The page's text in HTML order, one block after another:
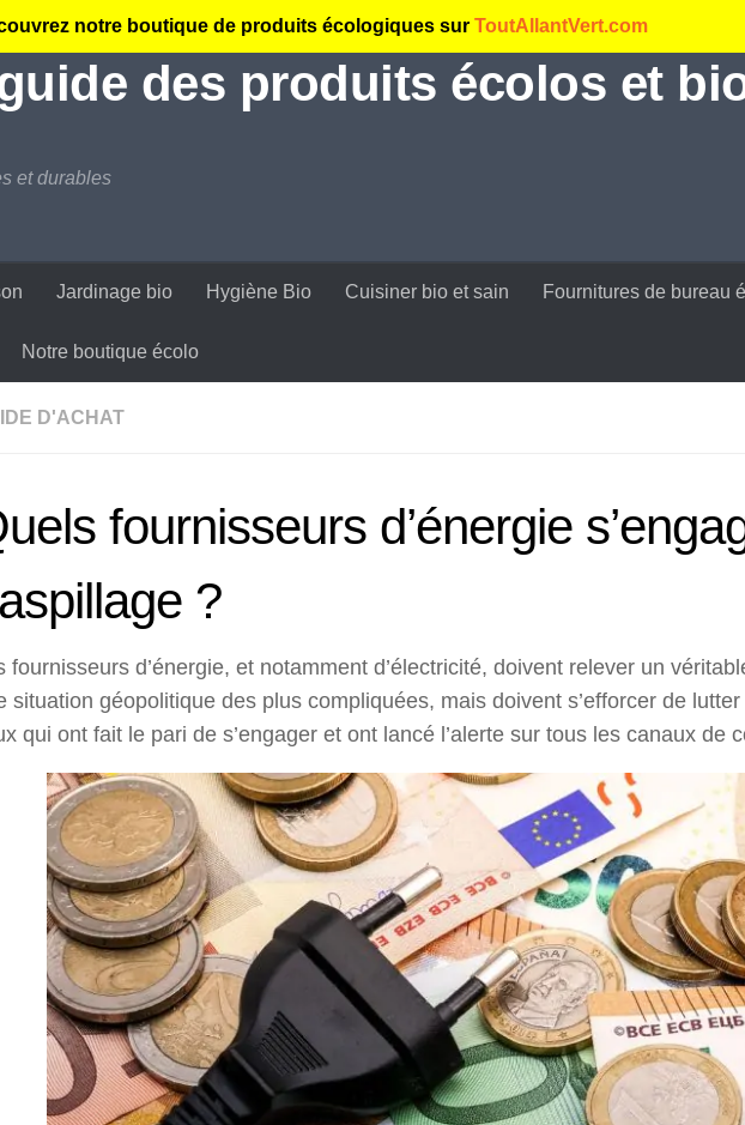
notre boutique de produits écologiques sur ToutAllantVert.com
des produits écolos et
et durables
Jardinage bio Hygiène Bio Cuisiner bio et sain Fournitures de bureau
Notre boutique écolo
D'ACHAT
fournisseurs d’énergie
?
fournisseurs d’énergie, et notamment d’électricité, doivent relever un
situation géopolitique des plus compliquées, mais doivent s’efforcer de
qui ont fait le pari de s’engager et ont lancé l’alerte sur tous les canaux de